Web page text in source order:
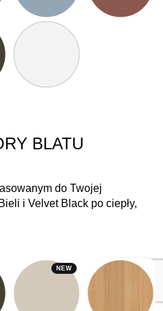
BLATU
do Twojej
i Velvet Black po ciepły,
NEW